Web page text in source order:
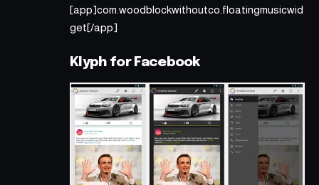
[app]com.woodblockwithoutco.floatingmusicwid
get[/app]
Klyph for Facebook